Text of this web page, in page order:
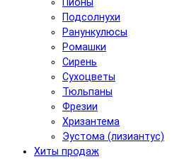
Пионы
Подсолнухи
Ранункулюсы
Ромашки
Сирень
Сухоцветы
Тюльпаны
Фрезии
Хризантема
Эустома (лизиантус)
Хиты продаж